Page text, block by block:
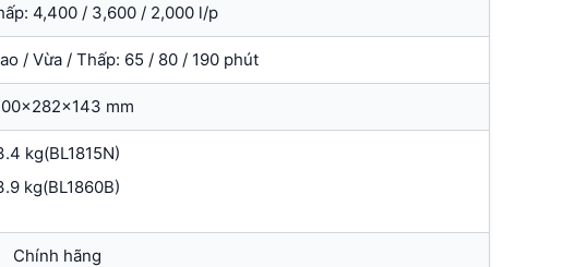
4,400 / 3,600 / 2,000 l/p
/ Vừa / Thấp: 65 / 80 / 190 phút
mm
kg(BL1815N)
kg(BL1860B)
Chính hãng